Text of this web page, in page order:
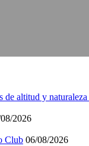
altitud y
2026
Club 06/08/2026